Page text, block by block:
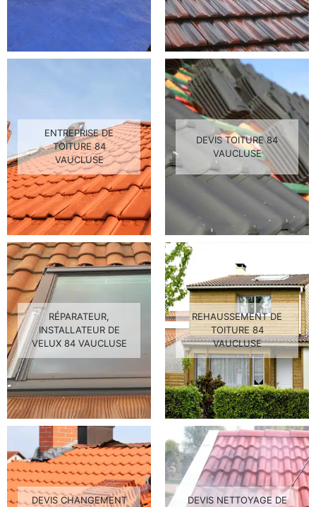
ENTREPRISE DE
TOITURE 84
VAUCLUSE
DEVIS TOITURE 84
VAUCLUSE
RÉPARATEUR,
INSTALLATEUR DE
VELUX 84 VAUCLUSE
REHAUSSEMENT DE
TOITURE 84
VAUCLUSE
DEVIS CHANGEMENT
DEVIS NETTOYAGE DE